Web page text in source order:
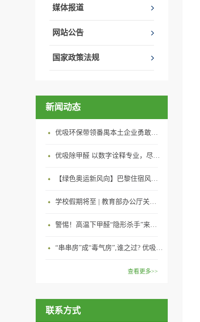
媒体报道
网站公告
国家政策法规
新闻动态
优吸环保带领番禺本​土企业勇敢破局向“新”
优吸除甲醛 以数字诠释专业，尽显除醛品牌实力！
【绿色奥运新风向】巴黎住宿风波：优吸环保共建健康绿色家居
学校假期将至 | 教育部办公厅关于加强学校新建校舍室内空气质量管理通知
警惕！高温下甲醛“隐形杀手”来袭，你的家安全吗？
“串串房”成“毒气房”,谁之过? 优吸守护呼吸健康11年专注室内空气治理！
查看更多>>
联系方式